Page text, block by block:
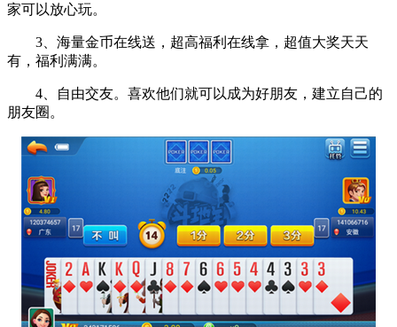
家可以放心玩。
3、海量金币在线送，超高福利在线拿，超值大奖天天
有，福利满满。
4、自由交友。喜欢他们就可以成为好朋友，建立自己的
朋友圈。